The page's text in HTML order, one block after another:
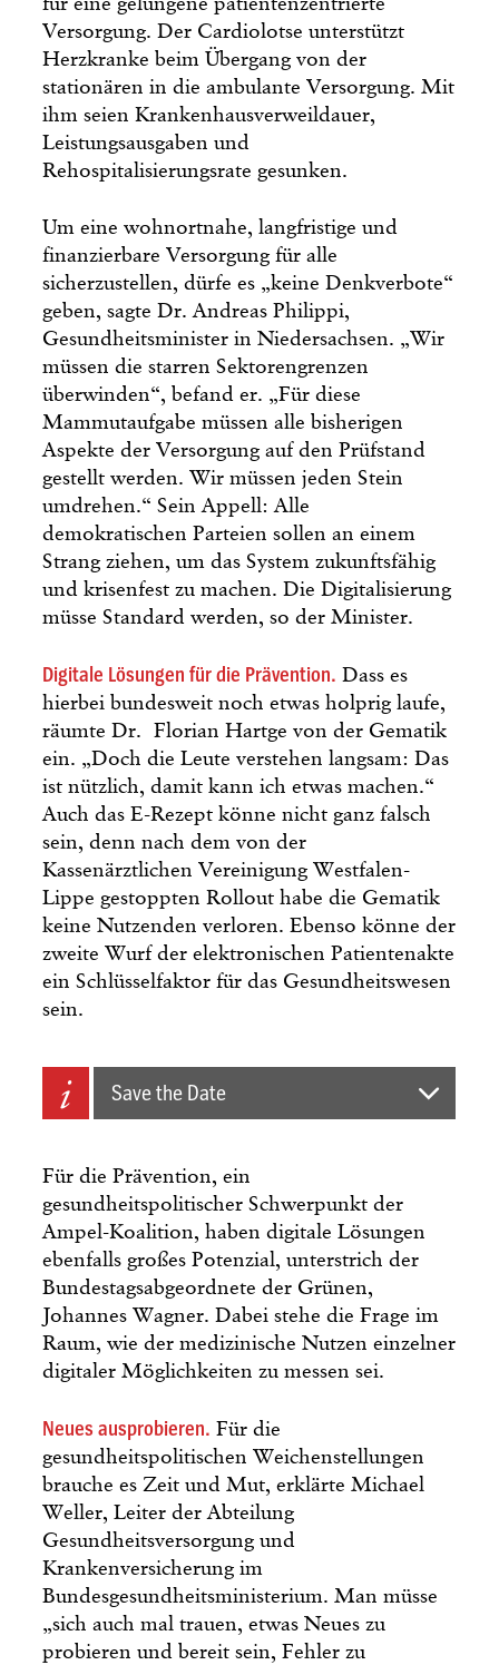
Versorgung. Der Cardiolotse unterstützt
Herzkranke beim Übergang von der
stationären in die ambulante Versorgung. Mit
ihm seien Kranken­hausverweildauer,
Leistungsausgaben und
Rehospitalisierungsrate gesunken.
Um eine wohnortnahe, langfristige und
finanzierbare Versorgung für alle
sicherzustellen, dürfe es „keine Denkverbote“
geben, sagte Dr. Andreas Philippi,
Gesundheitsminister in Niedersachsen. „Wir
müssen die starren Sektorengrenzen
überwinden“, befand er. „Für diese
Mammutaufgabe müssen alle bisherigen
Aspekte der Versorgung auf den Prüfstand
gestellt werden. Wir müssen jeden Stein
umdrehen.“ Sein Appell: Alle
demokratischen Parteien sollen an einem
Strang ziehen, um das System zukunftsfähig
und krisenfest zu machen. Die Digitalisierung
müsse Standard werden, so der Minister.
Digitale Lösungen für die Prävention. Dass es
hierbei bundesweit noch etwas holprig laufe,
räumte Dr. Florian Hartge von der Gematik
ein. „Doch die Leute verstehen langsam: Das
ist nützlich, damit kann ich etwas machen.“
Auch das E-Rezept könne nicht ganz falsch
sein, denn nach dem von der
Kassenärztlichen Vereinigung Westfalen-
Lippe gestoppten Rollout habe die Gematik
keine Nutzenden verloren. Ebenso könne der
zweite Wurf der elektronischen Patientenakte
ein Schlüsselfaktor für das Gesundheitswesen
sein.
Save the Date
Für die Prävention, ein
gesundheitspolitischer Schwerpunkt der
Ampel-Koa­lition, haben digitale Lösungen
ebenfalls großes Potenzial, unterstrich der
Bundestagsabgeordnete der Grünen,
Johannes Wagner. Dabei stehe die Frage im
Raum, wie der medizinische Nutzen einzelner
digitaler Möglichkeiten zu messen sei.
Neues ausprobieren. Für die
gesundheitspolitischen Weichenstellungen
brauche es Zeit und Mut, erklärte Michael
Weller, Leiter der Abteilung
Gesundheitsversorgung und
Krankenversicherung im
Bundesgesundheitsministerium. Man müsse
„sich auch mal trauen, etwas Neues zu
probieren und bereit sein, Fehler zu